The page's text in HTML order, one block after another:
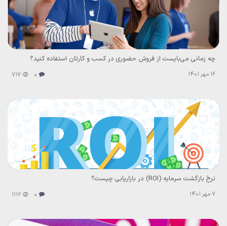
چه زمانی می‌بایست از فروش حضوری در کسب و کارتان استفاده کنید؟
16 مهر 1401 0
717
نرخ بازگشت سرمایه (ROI) در بازاریابی چیست؟
7 مهر 1401 0
1112